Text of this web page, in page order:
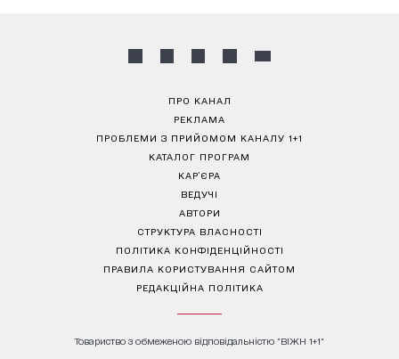
ПРО КАНАЛ
РЕКЛАМА
ПРОБЛЕМИ З ПРИЙОМОМ КАНАЛУ 1+1
КАТАЛОГ ПРОГРАМ
КАР’ЄРА
ВЕДУЧІ
АВТОРИ
СТРУКТУРА ВЛАСНОСТІ
ПОЛІТИКА КОНФІДЕНЦІЙНОСТІ
ПРАВИЛА КОРИСТУВАННЯ САЙТОМ
РЕДАКЦІЙНА ПОЛІТИКА
Товариство з обмеженою відповідальністю "ВІЖН 1+1"